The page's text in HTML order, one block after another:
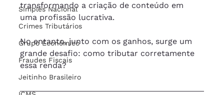
Simples Nacional
Crimes Tributários
Grupo Econômico
Fraudes Fiscais
Jeitinho Brasileiro
transformando a criação de conteúdo em
uma profissão lucrativa.
No entanto, junto com os ganhos, surge um
grande desafio: como tributar corretamente
essa renda?